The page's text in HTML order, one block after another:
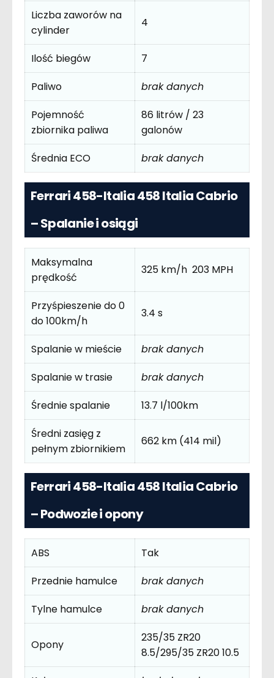
Liczba zaworów na
cylinder
4
Ilość biegów
7
Paliwo
brak danych
Pojemność
zbiornika paliwa
86 litrów / 23
galonów
Średnia ECO
brak danych
Ferrari 458-Italia 458 Italia Cabrio
– Spalanie i osiągi
Maksymalna
prędkość
325 km/h 203 MPH
Przyśpieszenie do 0
do 100km/h
3.4 s
Spalanie w mieście
brak danych
Spalanie w trasie
brak danych
Średnie spalanie
13.7 l/100km
Średni zasięg z
pełnym zbiornikiem
662 km (414 mil)
Ferrari 458-Italia 458 Italia Cabrio
– Podwozie i opony
ABS
Tak
Przednie hamulce
brak danych
Tylne hamulce
brak danych
Opony
235/35 ZR20
8.5/295/35 ZR20 10.5